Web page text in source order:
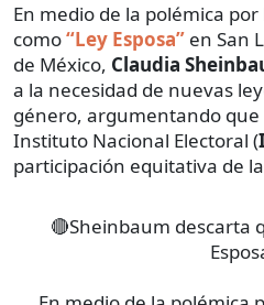
En medio de la polémica
como“Ley Esposa” en San
de México, Claudia
a la necesidad de nuevas
género, argumentando que
Instituto Nacional Electoral (
participación equitativa de
🔴Sheinbaum descarta